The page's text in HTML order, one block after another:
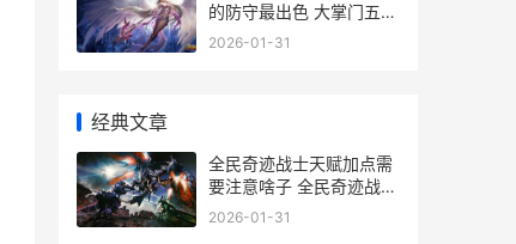
的防守最出色 大掌门五人
卡指点
2026-01-31
经典文章
全民奇迹战士天赋加点需
要注意啥子 全民奇迹战士
天赋加点图
2026-01-31